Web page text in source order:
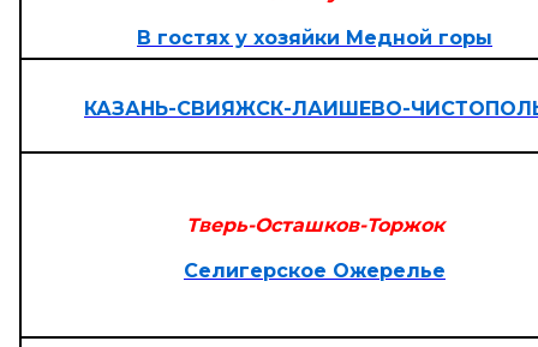
В гостях у хозяйки Медной горы
КАЗАНЬ-СВИЯЖСК-ЛАИШЕВО-
Тверь-Осташков-Торжок
Селигерское Ожерелье